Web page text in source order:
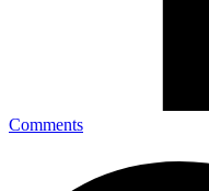
Comments